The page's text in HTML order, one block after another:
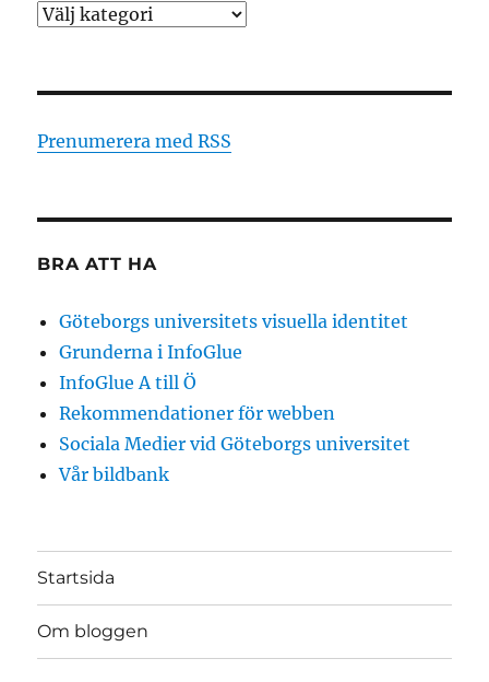
Kategorier
Prenumerera med RSS
BRA ATT HA
Göteborgs universitets visuella identitet
Grunderna i InfoGlue
InfoGlue A till Ö
Rekommendationer för webben
Sociala Medier vid Göteborgs universitet
Vår bildbank
Startsida
Om bloggen